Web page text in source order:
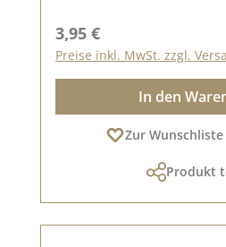
Regulärer Preis:
3,95 €
Preise inkl. MwSt. zzgl.
In den
Zur
Produkt